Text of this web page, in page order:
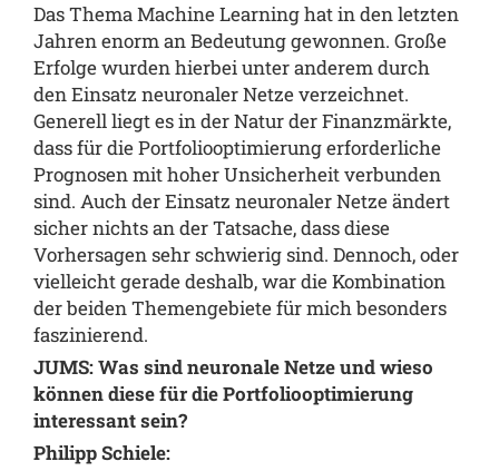
Das Thema Machine Learning hat in den letzten
Jahren enorm an Bedeutung gewonnen. Große
Erfolge wurden hierbei unter anderem durch
den Einsatz neuronaler Netze verzeichnet.
Generell liegt es in der Natur der Finanzmärkte,
dass für die Portfoliooptimierung erforderliche
Prognosen mit hoher Unsicherheit verbunden
sind. Auch der Einsatz neuronaler Netze ändert
sicher nichts an der Tatsache, dass diese
Vorhersagen sehr schwierig sind. Dennoch, oder
vielleicht gerade deshalb, war die Kombination
der beiden Themengebiete für mich besonders
faszinierend.
JUMS: Was sind neuronale Netze und wieso
können diese für die Portfoliooptimierung
interessant sein?
Philipp Schiele: